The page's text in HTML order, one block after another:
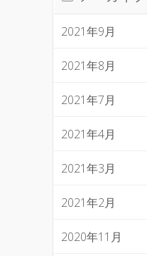
2021年9月
2021年8月
2021年7月
2021年4月
2021年3月
2021年2月
2020年11月